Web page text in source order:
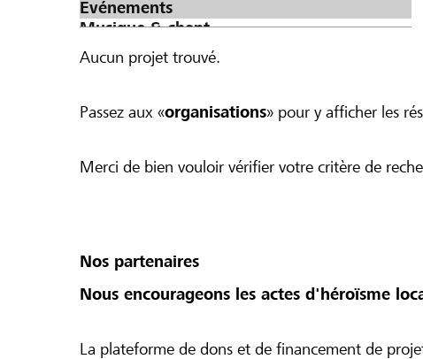
Aucun projet trouvé.
Passez aux «organisations» pour y afficher les
Merci de bien vouloir vérifier votre critère de
Nos partenaires
Nous encourageons les actes d'héroïsme
La plateforme de dons et de financement de